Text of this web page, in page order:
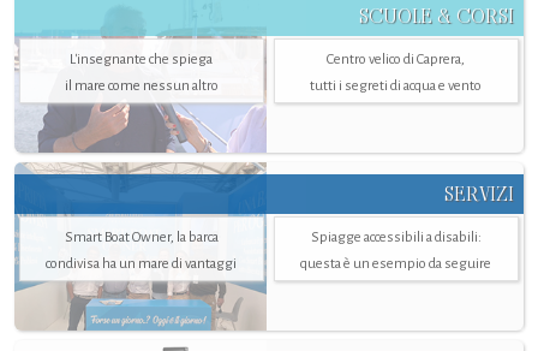
SCUOLE & CORSI
L'insegnante che spiega
il mare come nessun altro
Centro velico di Caprera,
tutti i segreti di acqua e vento
SERVIZI
Smart Boat Owner, la barca
condivisa ha un mare di vantaggi
Spiagge accessibili a disabili:
questa è un esempio da seguire